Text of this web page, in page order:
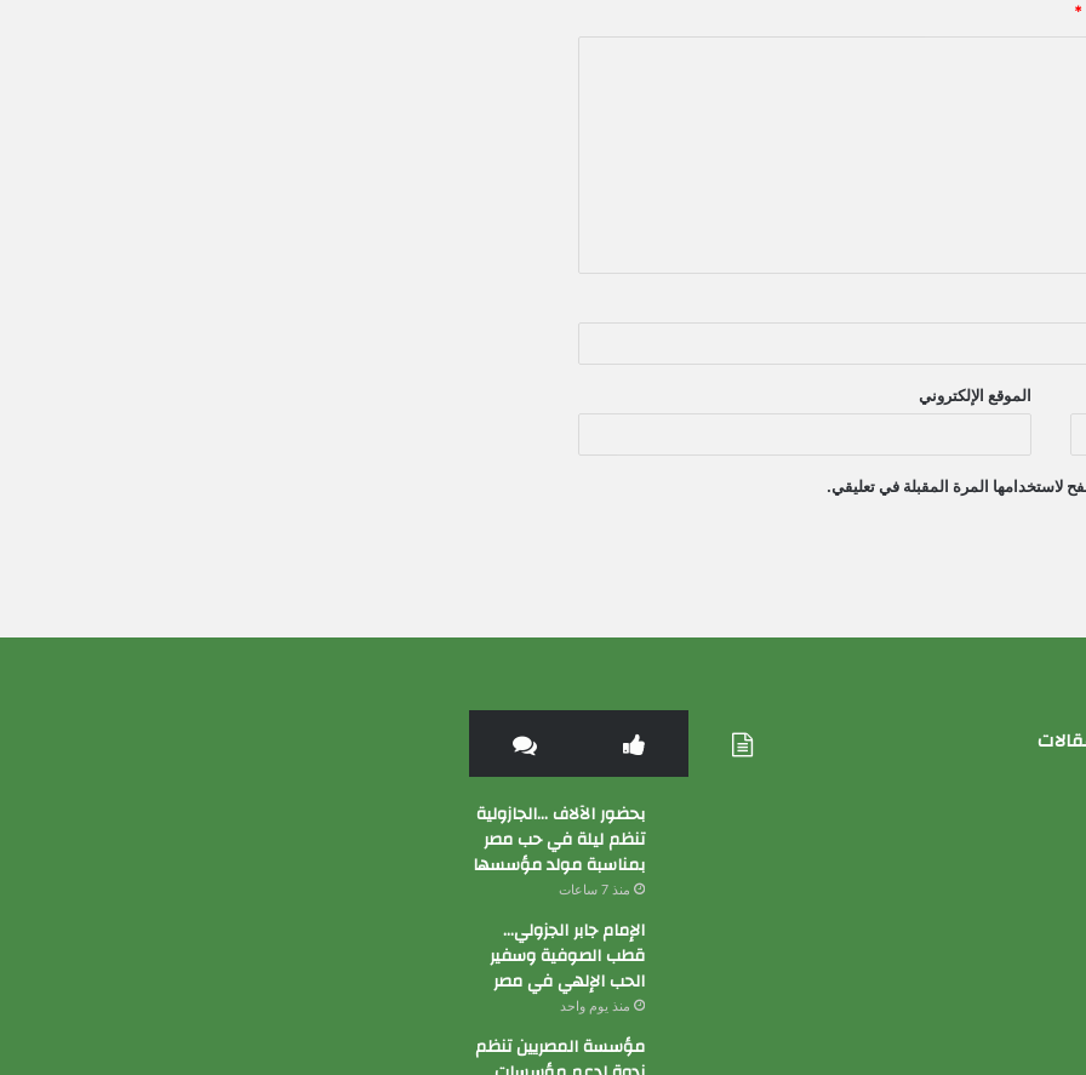
*
الموقع الإلكتروني
لاستخدامها المرة المقبلة في تعليقي.
بحضور الآلاف …الجازولية
تنظم ليلة في حب مصر
بمناسبة مولد مؤسسها
منذ 7 ساعات
الإمام جابر الجزولي…
قطب الصوفية وسفير
الحب الإلهي في مصر
منذ يوم واحد
مؤسسة المصريين تنظم